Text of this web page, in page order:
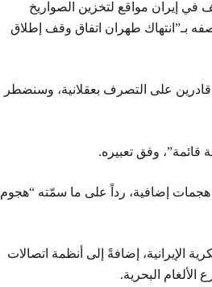
في إيران مواقع لتخزين الصواريخ
بـ”انتهاك طهران اتفاق وقف إطلاق
على التصرف بعقلانية، وسنضطر
قائمة”، وفق تعبيره.
هجمات إضافية، رداً على ما سمّته “هجوم
الإيرانية، إضافةً إلى أنظمة اتصالات
البحرية.